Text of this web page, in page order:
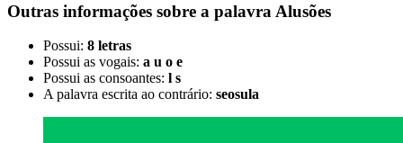
Outras informações sobre a palavra Alusões
Possui: 8 letras
Possui as vogais: a u o e
Possui as consoantes: l s
A palavra escrita ao contrário: seosula